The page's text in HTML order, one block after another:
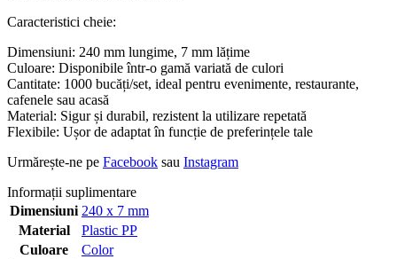
Caracteristici cheie:
Dimensiuni: 240 mm lungime, 7 mm lățime
Culoare: Disponibile într-o gamă variată de culori
Cantitate: 1000 bucăți/set, ideal pentru evenimente, restaurante,
cafenele sau acasă
Material: Sigur și durabil, rezistent la utilizare repetată
Flexibile: Ușor de adaptat în funcție de preferințele tale
Urmărește-ne pe Facebook sau Instagram
Informații suplimentare
Dimensiuni 240 x 7 mm
Material
Plastic PP
Culoare
Color